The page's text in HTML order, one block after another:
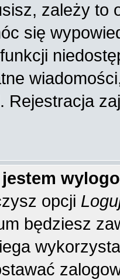
zależy to
się
Rejestracja
opcji
będziesz